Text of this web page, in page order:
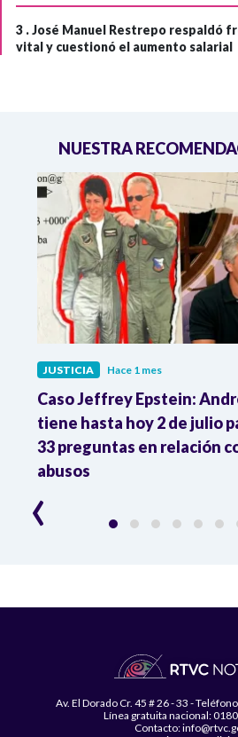
3 .José Manuel Restrepo respaldó
vital y cuestionó el aumento salarial
NUESTRA
JUSTICIA Hace 1 mes
Caso Jeffrey Epstein:
tiene hasta hoy 2 de julio
33 preguntas en relación
abusos
‹
Av. El Dorado Cr. 45 # 26 - 33 -
Línea gratuita nacional:
Contacto: